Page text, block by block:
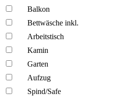
Balkon
Bettwäsche inkl.
Arbeitstisch
Kamin
Garten
Aufzug
Spind/Safe